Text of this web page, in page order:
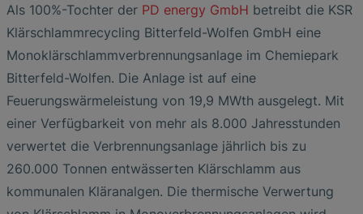
Als 100%-Tochter der PD energy GmbH betreibt die KSR
Klärschlammrecycling Bitterfeld-Wolfen GmbH eine
Monoklärschlammverbrennungsanlage im Chemiepark
Bitterfeld-Wolfen. Die Anlage ist auf eine
Feuerungswärmeleistung von 19,9 MWth ausgelegt. Mit
einer Verfügbarkeit von mehr als 8.000 Jahresstunden
verwertet die Verbrennungsanlage jährlich bis zu
260.000 Tonnen entwässerten Klärschlamm aus
kommunalen Kläranalgen. Die thermische Verwertung